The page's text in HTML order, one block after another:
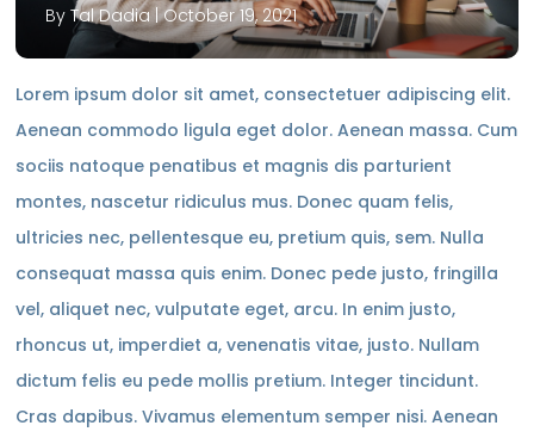
By Tal Dadia |October 19, 2021
Lorem ipsum dolor sit amet, consectetuer adipiscing elit.
Aenean commodo ligula eget dolor. Aenean massa. Cum
sociis natoque penatibus et magnis dis parturient
montes, nascetur ridiculus mus. Donec quam felis,
ultricies nec, pellentesque eu, pretium quis, sem. Nulla
consequat massa quis enim. Donec pede justo, fringilla
vel, aliquet nec, vulputate eget, arcu. In enim justo,
rhoncus ut, imperdiet a, venenatis vitae, justo. Nullam
dictum felis eu pede mollis pretium. Integer tincidunt.
Cras dapibus. Vivamus elementum semper nisi. Aenean